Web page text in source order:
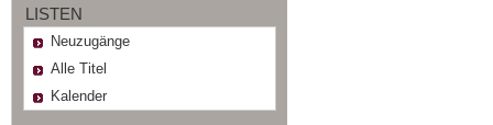
LISTEN
Neuzugänge
Alle Titel
Kalender